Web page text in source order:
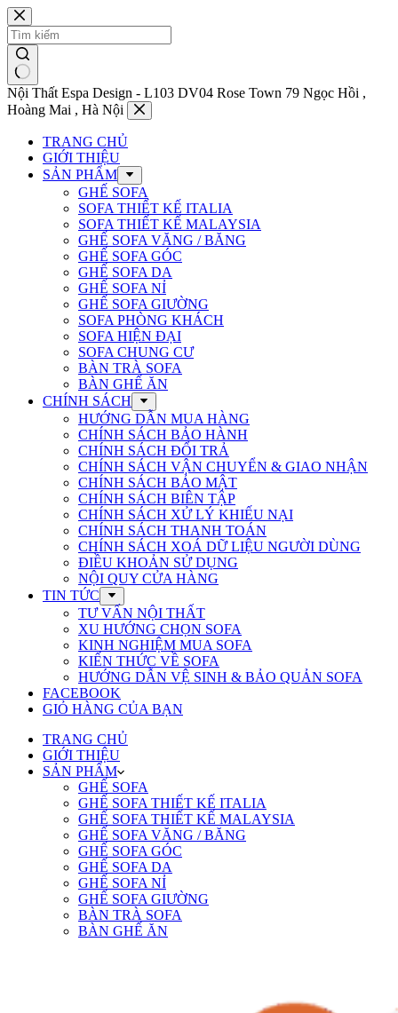
Chuyển
đến
phần
nội
dung
Nội Thất Espa Design - L103 DV04 Rose Town 79 Ngọc Hồi ,
Hoàng Mai , Hà Nội
TRANG CHỦ
GIỚI THIỆU
SẢN PHẨM
GHẾ SOFA
SOFA THIẾT KẾ ITALIA
SOFA THIẾT KẾ MALAYSIA
GHẾ SOFA VĂNG / BĂNG
GHẾ SOFA GÓC
GHẾ SOFA DA
GHẾ SOFA NỈ
GHẾ SOFA GIƯỜNG
SOFA PHÒNG KHÁCH
SOFA HIỆN ĐẠI
SOFA CHUNG CƯ
BÀN TRÀ SOFA
BÀN GHẾ ĂN
CHÍNH SÁCH
HƯỚNG DẪN MUA HÀNG
CHÍNH SÁCH BẢO HÀNH
CHÍNH SÁCH ĐỔI TRẢ
CHÍNH SÁCH VẬN CHUYỂN & GIAO NHẬN
CHÍNH SÁCH BẢO MẬT
CHÍNH SÁCH BIÊN TẬP
CHÍNH SÁCH XỬ LÝ KHIẾU NẠI
CHÍNH SÁCH THANH TOÁN
CHÍNH SÁCH XOÁ DỮ LIỆU NGƯỜI DÙNG
ĐIỀU KHOẢN SỬ DỤNG
NỘI QUY CỬA HÀNG
TIN TỨC
TƯ VẤN NỘI THẤT
XU HƯỚNG CHỌN SOFA
KINH NGHIỆM MUA SOFA
KIẾN THỨC VỀ SOFA
HƯỚNG DẪN VỆ SINH & BẢO QUẢN SOFA
FACEBOOK
GIỎ HÀNG CỦA BẠN
TRANG CHỦ
GIỚI THIỆU
SẢN PHẨM
GHẾ SOFA
GHẾ SOFA THIẾT KẾ ITALIA
GHẾ SOFA THIẾT KẾ MALAYSIA
GHẾ SOFA VĂNG / BĂNG
GHẾ SOFA GÓC
GHẾ SOFA DA
GHẾ SOFA NỈ
GHẾ SOFA GIƯỜNG
BÀN TRÀ SOFA
BÀN GHẾ ĂN